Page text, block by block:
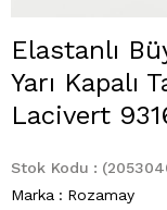
Elastanlı
Yarı Kapalı
Lacivert
Stok Kodu
Marka : Rozamay